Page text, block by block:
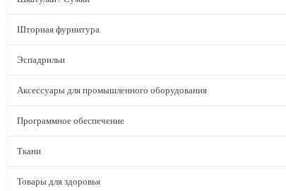
Шторная фурнитура
Эспадрильи
Аксессуары для промышленного оборудования
Программное обеспечение
Ткани
Товары для здоровья